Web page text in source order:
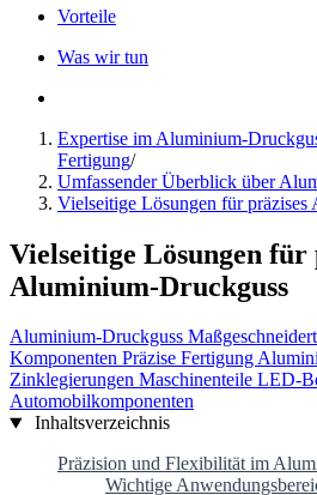
Vorteile
Was wir tun
Expertise im Aluminium-
Fertigung/
Umfassender Überblick über
Vielseitige Lösungen für
Vielseitige Lösungen für
Aluminium-Druckguss
Aluminium-Druckguss
Komponenten Präzise Fertigung
Zinklegierungen Maschinenteile LED-
Automobilkomponenten
Inhaltsverzeichnis
Präzision und Flexibilität im
Wichtige